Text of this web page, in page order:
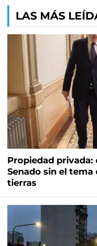
LAS MÁS
Propiedad privada:
Senado sin el
tierras